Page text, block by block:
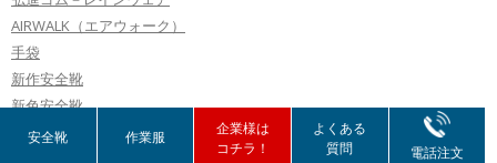
AIRWALK（エアウォーク）
手袋
新作安全靴
新色安全靴
日進ゴム
安全靴 作業服
企業様は
コチラ！
よくある
質問
電話注文